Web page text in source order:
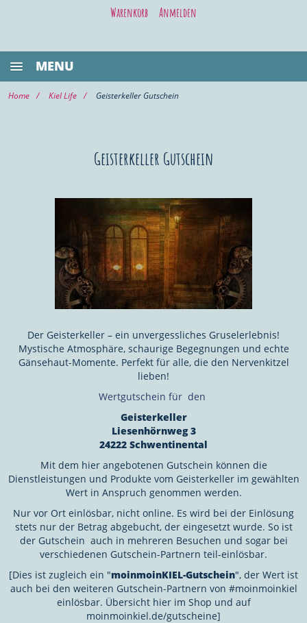
Warenkorb Anmelden
MENU
BESTSELLER
VOR ORT KAUFEN
Home Kiel Life Geisterkeller Gutschein
Geisterkeller Gutschein
Der Geisterkeller – ein unvergessliches Gruselerlebnis!
Mystische Atmosphäre, schaurige Begegnungen und echte
Gänsehaut-Momente. Perfekt für alle, die den Nervenkitzel
lieben!
Wertgutschein für den
Geisterkeller
Liesenhörnweg 3
24222 Schwentinental
Mit dem hier angebotenen Gutschein können die
Dienstleistungen und Produkte vom Geisterkeller im gewählten
Wert in Anspruch genommen werden.
Nur vor Ort einlösbar, nicht online. Es wird bei der Einlösung
stets nur der Betrag abgebucht, der eingesetzt wurde. So ist
der Gutschein auch in mehreren Besuchen und sogar bei
verschiedenen Gutschein-Partnern teil-einlösbar.
[Dies ist zugleich ein "moinmoinKIEL-Gutschein", der Wert ist
auch bei den weiteren Gutschein-Partnern von #moinmoinkiel
einlösbar. Übersicht hier im Shop und auf
moinmoinkiel.de/gutscheine]